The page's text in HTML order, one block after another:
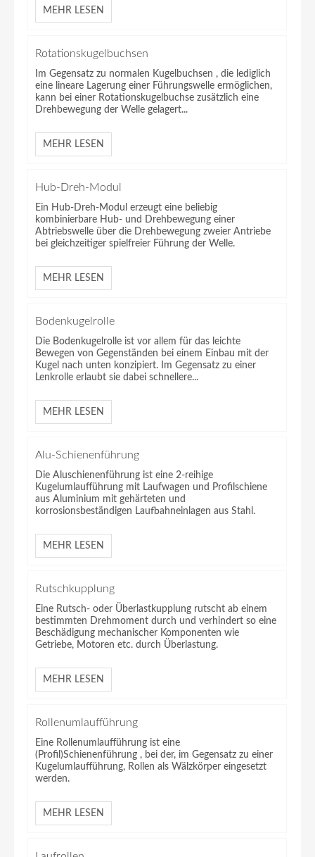
MEHR LESEN
Rotationskugelbuchsen
Im Gegensatz zu normalen Kugelbuchsen , die lediglich
eine lineare Lagerung einer Führungswelle ermöglichen,
kann bei einer Rotationskugelbuchse zusätzlich eine
Drehbewegung der Welle gelagert...
MEHR LESEN
Hub-Dreh-Modul
Ein Hub-Dreh-Modul erzeugt eine beliebig
kombinierbare Hub- und Drehbewegung einer
Abtriebswelle über die Drehbewegung zweier Antriebe
bei gleichzeitiger spielfreier Führung der Welle.
MEHR LESEN
Bodenkugelrolle
Die Bodenkugelrolle ist vor allem für das leichte
Bewegen von Gegenständen bei einem Einbau mit der
Kugel nach unten konzipiert. Im Gegensatz zu einer
Lenkrolle erlaubt sie dabei schnellere...
MEHR LESEN
Alu-Schienenführung
Die Aluschienenführung ist eine 2-reihige
Kugelumlaufführung mit Laufwagen und Profilschiene
aus Aluminium mit gehärteten und
korrosionsbeständigen Laufbahneinlagen aus Stahl.
MEHR LESEN
Rutschkupplung
Eine Rutsch- oder Überlastkupplung rutscht ab einem
bestimmten Drehmoment durch und verhindert so eine
Beschädigung mechanischer Komponenten wie
Getriebe, Motoren etc. durch Überlastung.
MEHR LESEN
Rollenumlaufführung
Eine Rollenumlaufführung ist eine
(Profil)Schienenführung , bei der, im Gegensatz zu einer
Kugelumlaufführung, Rollen als Wälzkörper eingesetzt
werden.
MEHR LESEN